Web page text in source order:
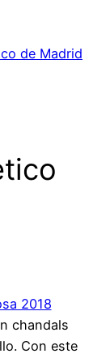
de Madrid
chandals
Con este